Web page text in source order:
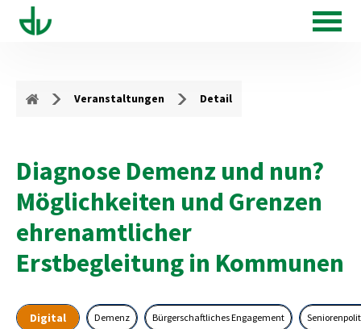
Veranstaltungen Detail
Diagnose Demenz und nun?
Möglichkeiten und Grenzen
ehrenamtlicher
Erstbegleitung in Kommunen
Digital Demenz Bürgerschaftliches Engagement